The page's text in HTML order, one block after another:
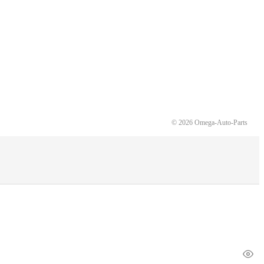
© 2026 Omega-Auto-Parts